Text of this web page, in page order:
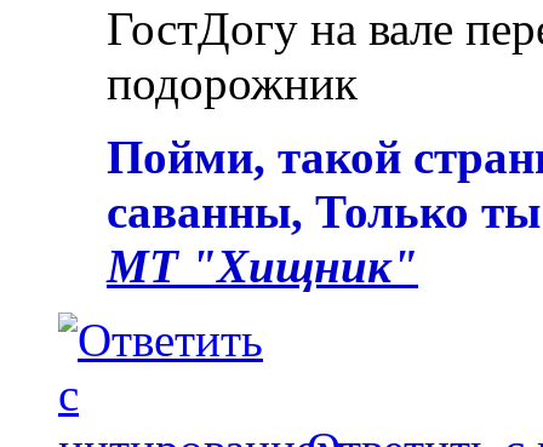
ГостДогу на вале
подорожник
Пойми, такой
саванны, Только
МТ "Хищник"